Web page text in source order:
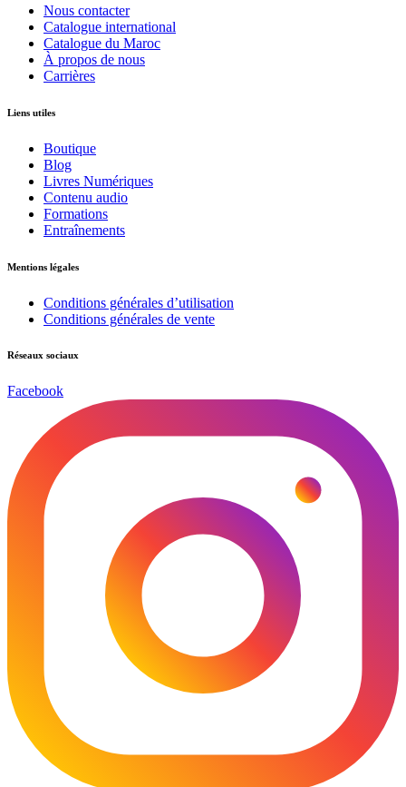
Nous contacter
Catalogue international
Catalogue du Maroc
À propos de nous
Carrières
Liens utiles
Boutique
Blog
Livres Numériques
Contenu audio
Formations
Entraînements
Mentions légales
Conditions générales d’utilisation
Conditions générales de vente
Réseaux sociaux
Facebook